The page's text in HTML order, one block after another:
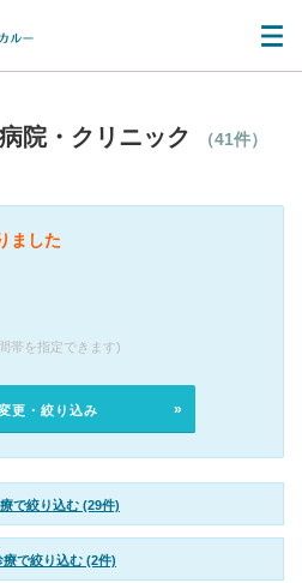
院・クリニック （41件）
ました
帯を指定できます)
更・絞り込み
で絞り込む (29件)
療で絞り込む (2件)